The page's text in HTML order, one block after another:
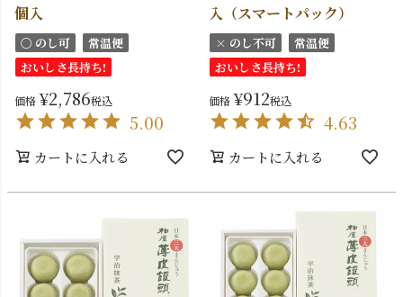
個入
〇 のし可
常温便
おいしさ長持ち!
価格 ¥2,786税込
5.00
カートに入れる
入（スマートパック）
× のし不可
常温便
おいしさ長持ち!
価格 ¥912税込
4.63
カートに入れる